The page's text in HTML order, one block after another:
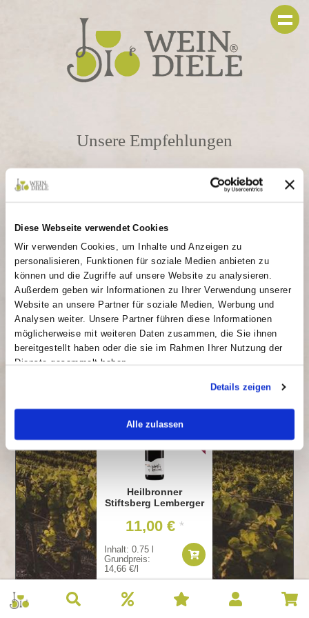
Diese Webseite verwendet Cookies
Wir verwenden Cookies, um Inhalte und Anzeigen zu
personalisieren, Funktionen für soziale Medien anbieten zu
können und die Zugriffe auf unsere Website zu analysieren.
Außerdem geben wir Informationen zu Ihrer Verwendung unserer
Website an unsere Partner für soziale Medien, Werbung und
Analysen weiter. Unsere Partner führen diese Informationen
möglicherweise mit weiteren Daten zusammen, die Sie ihnen
bereitgestellt haben oder die sie im Rahmen Ihrer Nutzung der
Dienste gesammelt haben.
Details zeigen
Alle zulassen
Unsere Empfehlungen
Wein des
Monats
Jeden Monat stellen wir dir einen neuen Wein aus
unserem Sortiment vor. Die von unserem Team sorgfältig
ausgewählten Weine spiegeln die Jahreszeit oder aktuelle
Entwicklungen im Wein-Jahr wider.
5+1 Wein des Monats Aktion! Bei einer Bestellung von fünf
Flaschen von unserem aktuellen Wein des Monats erhälst
du automatisch die sechste Flasche Gratis dazu.
WEIN DES MONATS
Heilbronner
Stiftsberg Lemberger
11,00 € *
Inhalt: 0.75 l
Grundpreis:
14,66 €/l